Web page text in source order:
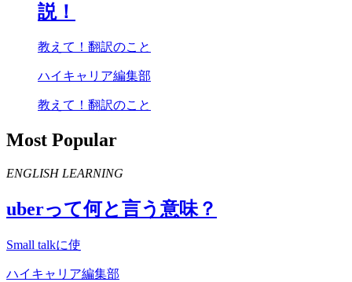
説！
教えて！翻訳のこと
ハイキャリア編集部
教えて！翻訳のこと
Most Popular
ENGLISH LEARNING
uberって何と言う意味？
Small talkに使
ハイキャリア編集部